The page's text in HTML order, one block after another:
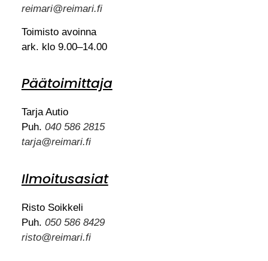
reimari@reimari.fi
Toimisto avoinna
ark. klo 9.00–14.00
Päätoimittaja
Tarja Autio
Puh. 040 586 2815
tarja@reimari.fi
Ilmoitusasiat
Risto Soikkeli
Puh. 050 586 8429
risto@reimari.fi